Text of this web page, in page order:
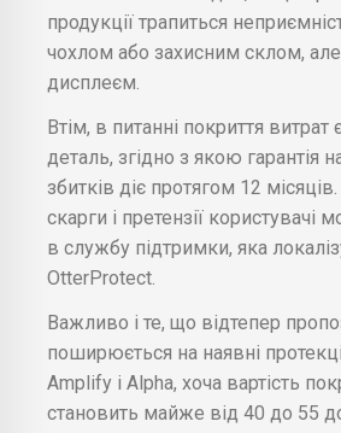
продукції трапиться
чохлом або захисним склом, але
дисплеєм.
Втім, в питанні покриття
деталь, згідно з якою гарантія
збитків діє протягом 12
скарги і претензії користувачі
в службу підтримки, яка
OtterProtect.
Важливо і те, що відтепер
поширюється на наявні
Amplify і Alpha, хоча вартість
становить майже від 40 до 55